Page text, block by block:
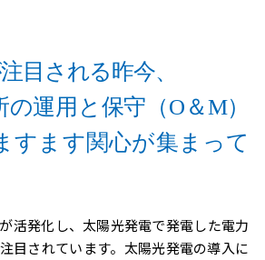
目される昨今、
運用と保守（O＆M）
すます関心が集まって
活発化し、太陽光発電で発電した電力
目されています。太陽光発電の導入に